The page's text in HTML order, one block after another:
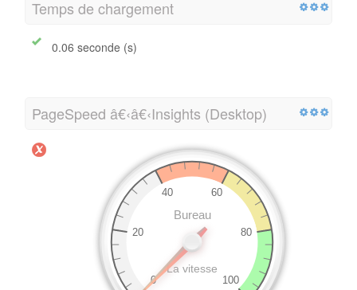
Temps de chargement
0.06 seconde (s)
PageSpeed â€‹â€‹Insights (Desktop)